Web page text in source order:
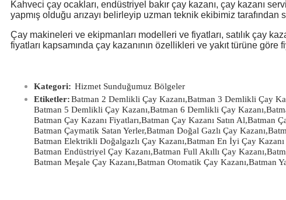
Kahveci çay ocakları, endüstriyel bakır çay kazanı, çay kazanı
yapmış olduğu arızayı belirleyip uzman teknik ekibimiz tarafından
Çay makineleri ve ekipmanları modelleri ve fiyatları, satılık çay
fiyatları kapsamında çay kazanının özellikleri ve yakıt türüne göre
Kategori: Hizmet Sunduğumuz Bölgeler
Etiketler:Batman 2 Demlikli Çay Kazanı,Batman 3 Demlikli Çay
Batman 5 Demlikli Çay Kazanı,Batman 6 Demlikli Çay Kazanı,
Batman Çay Kazanı Fiyatları,Batman Çay Kazanı Satın Al,Batman
Batman Çaymatik Satan Yerler,Batman Doğal Gazlı Çay Kazanı,
Batman Elektrikli Doğalgazlı Çay Kazanı,Batman En İyi Çay Kazanı
Batman Endüstriyel Çay Kazanı,Batman Full Akıllı Çay Kazanı,
Batman Meşale Çay Kazanı,Batman Otomatik Çay Kazanı,Batman